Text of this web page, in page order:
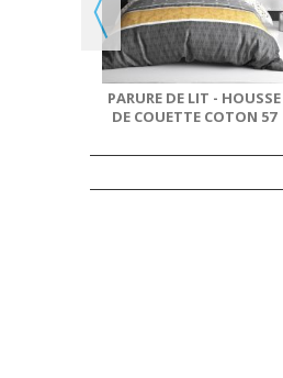
PARURE DE LIT - HOUSSE
DE COUETTE COTON 57